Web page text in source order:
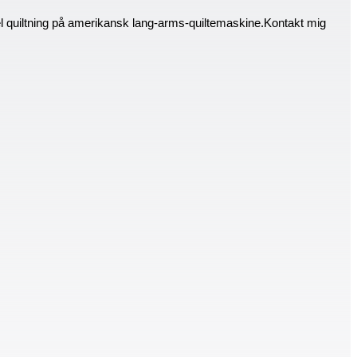
på amerikansk lang-arms-quiltemaskine.Kontakt mig